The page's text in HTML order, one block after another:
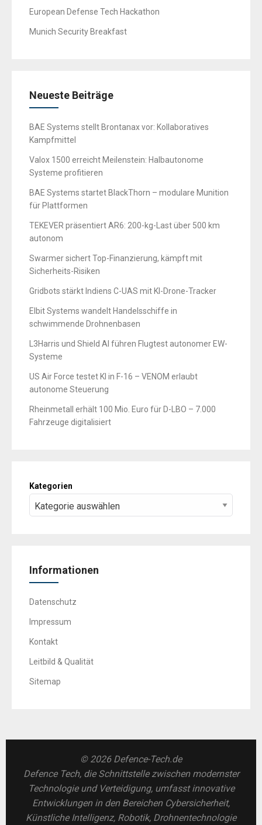
European Defense Tech Hackathon
Munich Security Breakfast
Neueste Beiträge
BAE Systems stellt Brontanax vor: Kollaboratives
Kampfmittel
Valox 1500 erreicht Meilenstein: Halbautonome
Systeme profitieren
BAE Systems startet BlackThorn – modulare Munition
für Plattformen
TEKEVER präsentiert AR6: 200-kg-Last über 500 km
autonom
Swarmer sichert Top-Finanzierung, kämpft mit
Sicherheits-Risiken
Gridbots stärkt Indiens C-UAS mit KI-Drone-Tracker
Elbit Systems wandelt Handelsschiffe in
schwimmende Drohnenbasen
L3Harris und Shield AI führen Flugtest autonomer EW-
Systeme
US Air Force testet KI in F-16 – VENOM erlaubt
autonome Steuerung
Rheinmetall erhält 100 Mio. Euro für D-LBO – 7.000
Fahrzeuge digitalisiert
Kategorien
Informationen
Datenschutz
Impressum
Kontakt
Leitbild & Qualität
Sitemap
© 2026 Defence-Tech.de
Defence Tech, die Schnittstelle zwischen modernster
Technologie und Verteidigung, umfasst innovative
Entwicklungen in den Bereichen Cybersicherheit,
Künstliche Intelligenz, Robotik, Drohnentechnologie